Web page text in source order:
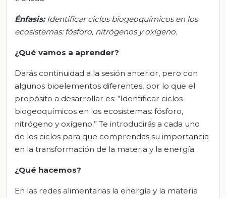
Énfasis:Identificar ciclos biogeoquímicos en los
ecosistemas: fósforo, nitrógenos y oxígeno.
¿Qué vamos a aprender?
Darás continuidad a la sesión anterior, pero con
algunos bioelementos diferentes, por lo que el
propósito a desarrollar es: “Identificar ciclos
biogeoquímicos en los ecosistemas: fósforo,
nitrógeno y oxígeno.” Te introducirás a cada uno
de los ciclos para que comprendas su importancia
en la transformación de la materia y la energía.
¿Qué hacemos?
En las redes alimentarias la energía y la materia